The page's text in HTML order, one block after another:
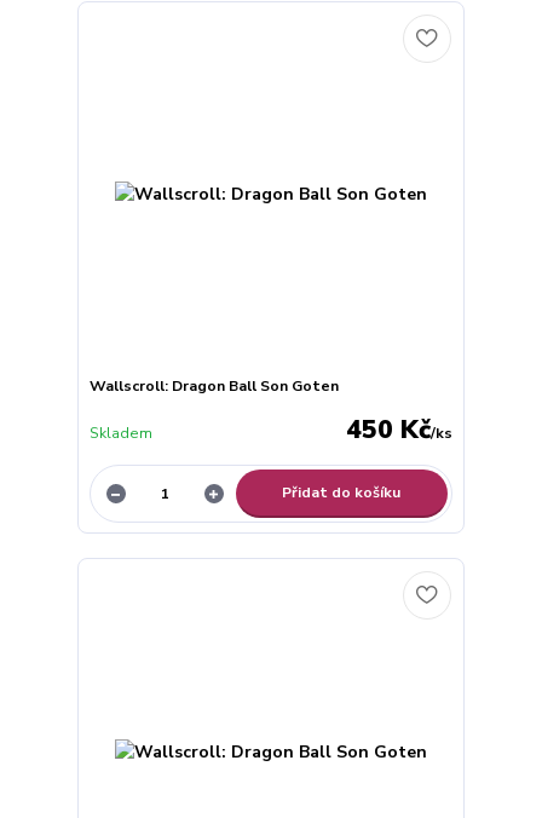
Wallscroll: Dragon Ball Son Goten
450 Kč/ks
Skladem
Přidat do košíku